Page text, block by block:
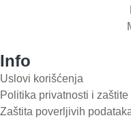
Info
Uslovi korišćenja
Politika privatnosti i zaštite
Zaštita poverljivih